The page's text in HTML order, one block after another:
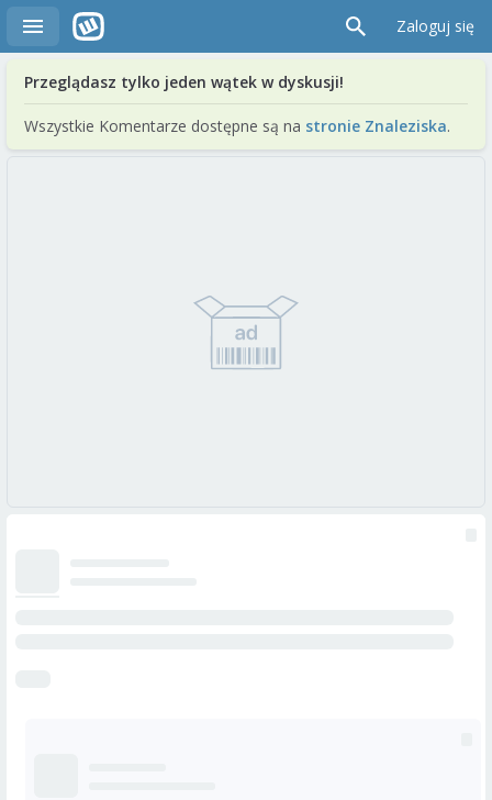
Zaloguj się
Przeglądasz tylko jeden wątek w dyskusji!
Wszystkie Komentarze dostępne są na stronie Znaleziska.